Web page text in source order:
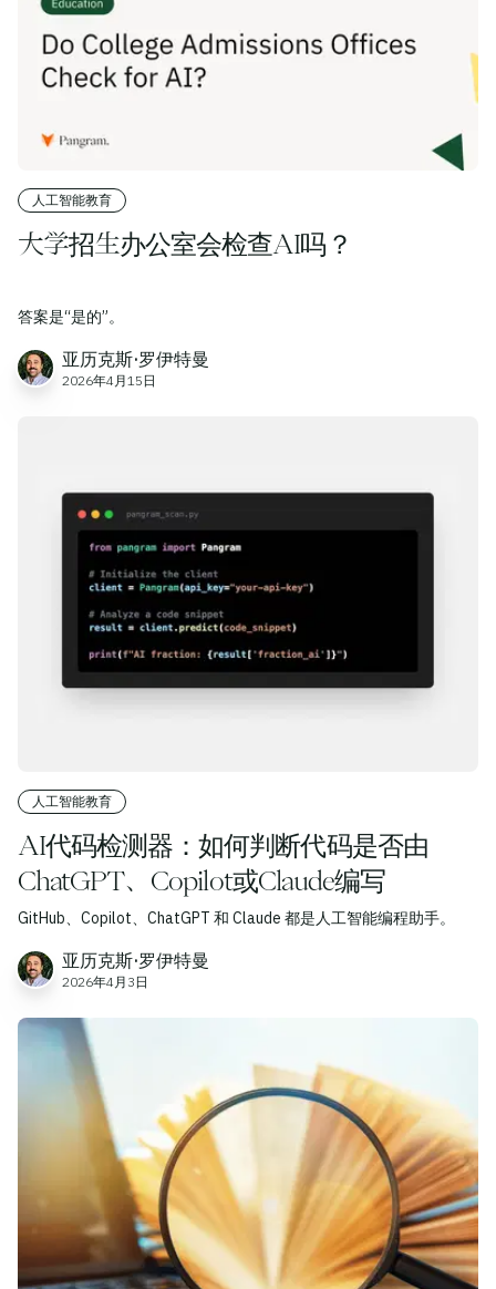
人工智能教育
大学招生办公室会检查AI吗？
答案是“是的”。
亚历克斯·罗伊特曼
2026年4月15日
人工智能教育
AI代码检测器：如何判断代码是否由
ChatGPT、Copilot或Claude编写
GitHub、Copilot、ChatGPT 和 Claude 都是人工智能编程助手。
亚历克斯·罗伊特曼
2026年4月3日